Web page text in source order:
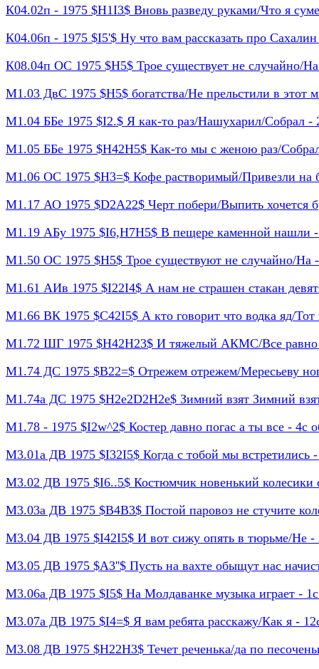
К04.02п - 1975 $H1I3$ Вновь разведу руками/Что я
К04.06п - 1975 $I5'$ Ну что вам рассказать про
К08.04п ОС 1975 $H5$ Трое существует не случайно/
М1.03 ДвС 1975 $H5$ богатства/Не прельстили в этот
М1.04 ББе 1975 $I2.$ Я как-то раз/Нашухарил/Собрал -
М1.05 ББе 1975 $H42H5$ Как-то мы с женою раз/
М1.06 ОС 1975 $H3=$ Кофе растворимый/Привезли на
М1.17 АО 1975 $D2A22$ Черт побери/Выпить хочется
М1.19 АБу 1975 $I6,H7H5$ В пещере каменной нашли -
М1.50 ОС 1975 $H5$ Трое существуют не случайно/На
М1.61 АИв 1975 $I22I4$ А нам не страшен стакан
М1.66 ВК 1975 $C42I5$ А кто говорит что водка яд/Тот
М1.72 ШГ 1975 $H42H23$ И тяжелый АКМС/Все равно
М1.74 ДС 1975 $B22=$ Отрежем отрежем/Мересьеву
М1.74а ДС 1975 $H2e2D2H2e$ Зимний взят Зимний
М1.78 - 1975 $I2w^2$ Костер давно погас а ты все - 4с
М3.01а ДВ 1975 $I32I5$ Когда с тобой мы встретились
М3.02 ДВ 1975 $I6..5$ Костюмчик новенький колесики
М3.03а ДВ 1975 $B4B3$ Постой паровоз не стучите
М3.04 ДВ 1975 $I42I5$ И вот сижу опять в тюрьме/Не -
М3.05 ДВ 1975 $A3''$ Пусть на вахте обыщут нас
М3.06а ДВ 1975 $I5$ На Молдаванке музыка играет -
М3.07а ДВ 1975 $I4=$ Я вам ребята расскажу/Как я -
М3.08 ДВ 1975 $H22H3$ Течет реченька/да по